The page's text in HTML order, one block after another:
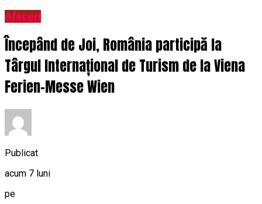
Afaceri
Începând de Joi, România participă la
Târgul Internațional de Turism de la Viena
Ferien-Messe Wien
Publicat
acum 7 luni
pe